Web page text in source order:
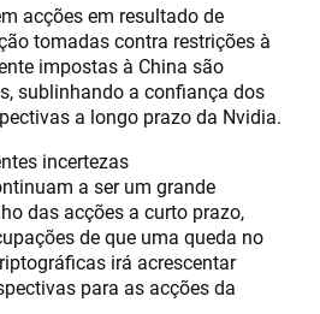
acções em resultado de
tomadas contra restrições à
impostas à China são
sublinhando a confiança dos
a longo prazo da Nvidia.
incertezas
a ser um grande
das acções a curto prazo,
de que uma queda no
irá acrescentar
para as acções da